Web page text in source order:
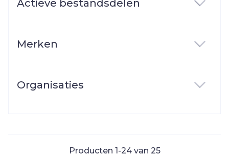
Actieve bestandsdelen
Merken
Organisaties
Producten 1-24van 25